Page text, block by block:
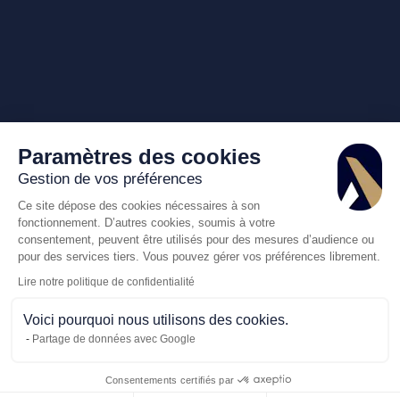
Paramètres des cookies
Gestion de vos préférences
Ce site dépose des cookies nécessaires à son
fonctionnement. D’autres cookies, soumis à votre
consentement, peuvent être utilisés pour des mesures d’audience ou
pour des services tiers. Vous pouvez gérer vos préférences librement.
Lire notre politique de confidentialité
Voici pourquoi nous utilisons des cookies.
Partage de données avec Google
Consentements certifiés par